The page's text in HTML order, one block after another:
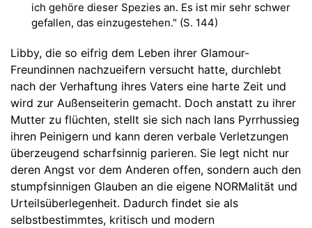
ich gehöre dieser Spezies an. Es ist mir sehr schwer
gefallen, das einzugestehen." (S. 144)
Libby, die so eifrig dem Leben ihrer Glamour-
Freundinnen nachzueifern versucht hatte, durchlebt
nach der Verhaftung ihres Vaters eine harte Zeit und
wird zur Außenseiterin gemacht. Doch anstatt zu ihrer
Mutter zu flüchten, stellt sie sich nach Ians Pyrrhussieg
ihren Peinigern und kann deren verbale Verletzungen
überzeugend scharfsinnig parieren. Sie legt nicht nur
deren Angst vor dem Anderen offen, sondern auch den
stumpfsinnigen Glauben an die eigene NORMalität und
Urteilsüberlegenheit. Dadurch findet sie als
selbstbestimmtes, kritisch und modern